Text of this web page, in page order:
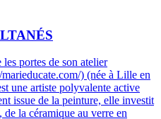
portes de son atelier
) (née à Lille en
une artiste polyvalente active
issue de la peinture, elle investit
la céramique au verre en